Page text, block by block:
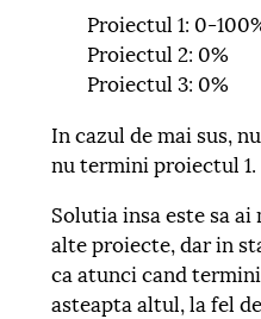
Proiectul 1: 0-
Proiectul 2: 0%
Proiectul 3: 0%
In cazul de mai sus,
nu termini proiectul 1.
Solutia insa este sa
alte proiecte, dar in
ca atunci cand
asteapta altul, la fel